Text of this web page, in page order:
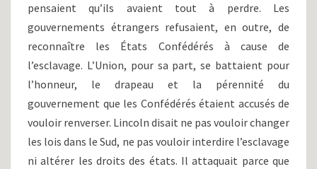
pensaient qu’ils avaient tout à perdre. Les
gouvernements étrangers refusaient, en outre, de
reconnaître les États Confédérés à cause de
l’esclavage. L’Union, pour sa part, se battaient pour
l’honneur, le drapeau et la pérennité du
gouvernement que les Confédérés étaient accusés de
vouloir renverser. Lincoln disait ne pas vouloir changer
les lois dans le Sud, ne pas vouloir interdire l’esclavage
ni altérer les droits des états. Il attaquait parce que